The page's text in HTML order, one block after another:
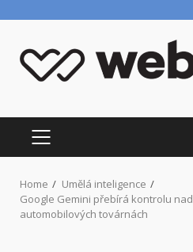
content
PRIMARY
MENU
Home
Umělá inteligence
Google Gemini přebírá kontrolu
automobilových továrnách